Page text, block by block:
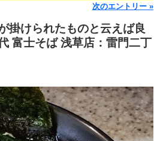
次のエントリー »
掛けられたものと云えば良
富士そば 浅草店：雷門二丁